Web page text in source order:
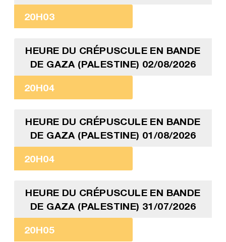
20H03
HEURE DU CRÉPUSCULE EN BANDE
DE GAZA (PALESTINE) 02/08/2026
20H04
HEURE DU CRÉPUSCULE EN BANDE
DE GAZA (PALESTINE) 01/08/2026
20H04
HEURE DU CRÉPUSCULE EN BANDE
DE GAZA (PALESTINE) 31/07/2026
20H05